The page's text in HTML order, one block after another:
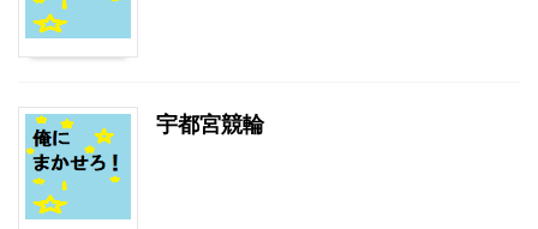
宇都宮競輪